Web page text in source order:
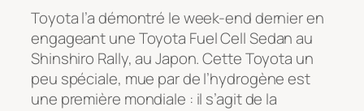
Toyota l’a démontré le week-end dernier en
engageant une Toyota Fuel Cell Sedan au
Shinshiro Rally, au Japon. Cette Toyota un
peu spéciale, mue par de l’hydrogène est
une première mondiale : il s’agit de la